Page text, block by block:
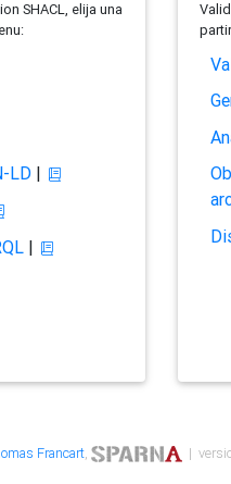
SHACL, elija una
LD|
|
Francart, |